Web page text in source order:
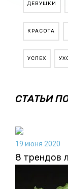
ДЕВУШКИ
КРАСОТА
УСПЕХ
СТАТЬИ
19 июня 2020
8 трендов